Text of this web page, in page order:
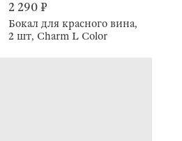
2 290 ₽
Бокал для красного вина,
2 шт, Charm L Color